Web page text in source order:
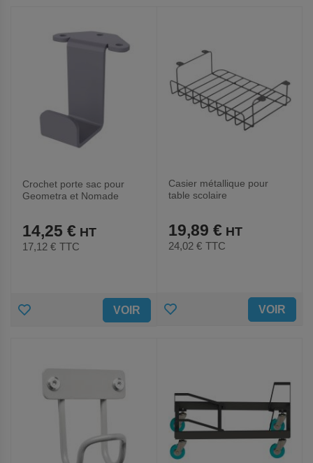
Crochet porte sac pour
Geometra et Nomade
14,25 €
17,12 € TTC
AJOUTER VOIR
Casier métallique pour
table scolaire
19,89 €
24,02 € TTC
AJOUTER VOIR